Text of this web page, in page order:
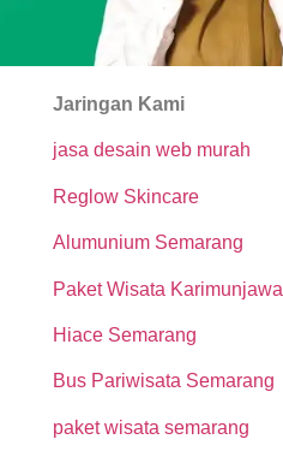
Jaringan Kami
jasa desain web murah
Reglow Skincare
Alumunium Semarang
Paket Wisata Karimunjawa
Hiace Semarang
Bus Pariwisata Semarang
paket wisata semarang